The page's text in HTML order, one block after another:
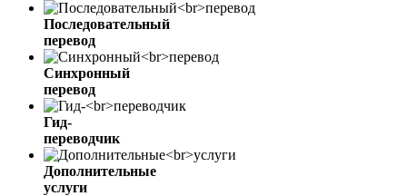
Последовательный
перевод
Синхронный
перевод
Гид-
переводчик
Дополнительные
услуги